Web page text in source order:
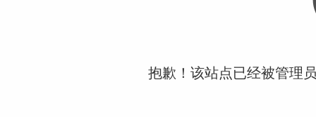
抱歉！该站点已经被管理